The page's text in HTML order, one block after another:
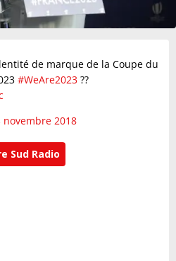
de marque de la Coupe du
#WeAre2023 ??
novembre 2018
Sud Radio